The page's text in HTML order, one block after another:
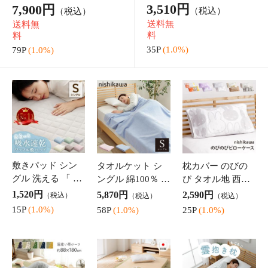
ロテクション」 紫外線カ
ット 洗える
送料無
料
31P (1.0%)
級 遮熱 ドレープカーテ
ン シンプ
(1.0%)
カーテン 遮光 4枚
セット 遮熱 保温
UVカット ミラー
加工 形状記憶「 4
Pショット 」(既製
品) 幅100×丈3サ
イズ 4枚組 ドレー
プカーテン
4,680円（税込）
46P (1.0%)
カーテン かわい
い 1級遮光 2級遮
光 遮光カーテン
星柄 キラキラ 「
幅150cm 1枚 」
【CRE】(オーダ
11,610円 （税込）
116P (1.0%)
カーテンライナー
保温 防寒対策 窓
冷気カット あっ
たか 寒さ対策 暖
房効率アップ 断
熱 節電 省エネ U
Vカット 「 断熱
カーテンライナー
1,600円
16P (1.0%)
ソファ